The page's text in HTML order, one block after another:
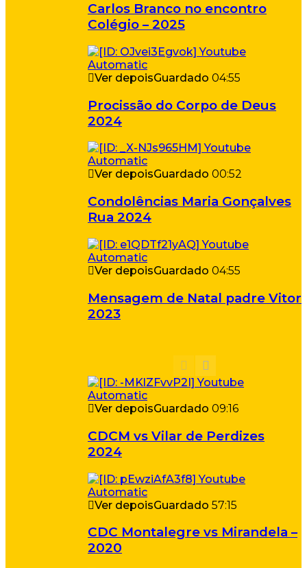
Carlos Branco no encontro
Colégio – 2025
Ver depoisGuardado 04:55
Procissão do Corpo de Deus
2024
Ver depoisGuardado 00:52
Condolências Maria Gonçalves
Rua 2024
Ver depoisGuardado 04:55
Mensagem de Natal padre Vitor
2023
Ver depoisGuardado 09:16
CDCM vs Vilar de Perdizes
2024
Ver depoisGuardado 57:15
CDC Montalegre vs Mirandela –
2020